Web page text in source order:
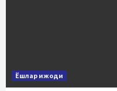
Ёшлар ижоди